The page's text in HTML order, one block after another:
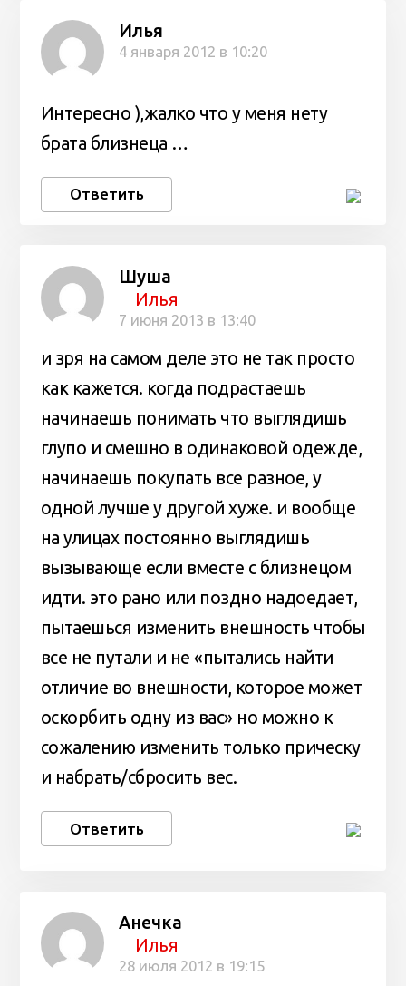
Илья
4 января 2012 в 10:20
Интересно ),жалко что у меня нету
брата близнеца …
Ответить
Шуша
Илья
7 июня 2013 в 13:40
и зря на самом деле это не так просто
как кажется. когда подрастаешь
начинаешь понимать что выглядишь
глупо и смешно в одинаковой одежде,
начинаешь покупать все разное, у
одной лучше у другой хуже. и вообще
на улицах постоянно выглядишь
вызывающе если вместе с близнецом
идти. это рано или поздно надоедает,
пытаешься изменить внешность чтобы
все не путали и не «пытались найти
отличие во внешности, которое может
оскорбить одну из вас» но можно к
сожалению изменить только прическу
и набрать/сбросить вес.
Ответить
Анечка
Илья
28 июля 2012 в 19:15